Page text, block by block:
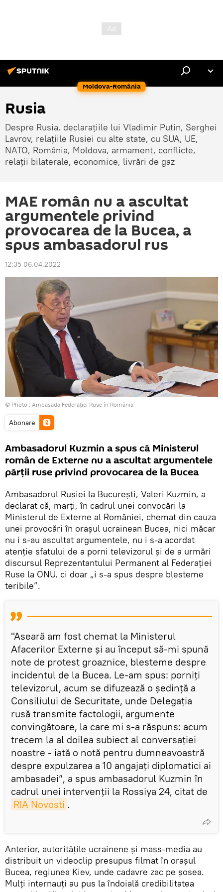
Moldova-România
Rusia
Despre Rusia, declarațiile lui Vladimir Putin, Serghei
Lavrov, relațiile Rusiei cu alte state, cu SUA, UE,
NATO, România, Moldova, armament, conflicte,
relații bilaterale, economice, livrări de gaz
MAE român nu a ascultat
argumentele privind
provocarea de la Bucea, a
spus ambasadorul rus
12:35 06.04.2022
© Photo : Ambasada Federației Ruse în România
Abonare
Ambasadorul Kuzmin a spus că Ministerul
român de Externe nu a ascultat argumentele
părții ruse privind provocarea de la Bucea
Ambasadorul Rusiei la București, Valeri Kuzmin, a
declarat că, marți, în cadrul unei convocări la
Ministerul de Externe al României, chemat din cauza
unei provocări în orașul ucrainean Bucea, nici măcar
nu i s-au ascultat argumentele, nu i s-a acordat
atenție sfatului de a porni televizorul și de a urmări
discursul Reprezentantului Permanent al Federației
Ruse la ONU, ci doar „i s-a spus despre blesteme
teribile”.
"Aseară am fost chemat la Ministerul
Afacerilor Externe și au început să-mi spună
note de protest groaznice, blesteme despre
incidentul de la Bucea. Le-am spus: porniți
televizorul, acum se difuzează o ședință a
Consiliului de Securitate, unde Delegația
rusă transmite factologii, argumente
convingătoare, la care mi s-a răspuns: acum
trecem la al doilea subiect al conversației
noastre - iată o notă pentru dumneavoastră
despre expulzarea a 10 angajați diplomatici ai
ambasadei”, a spus ambasadorul Kuzmin în
cadrul unei intervenții la Rossiya 24, citat de
RIA Novosti .
Anterior, autoritățile ucrainene și mass-media au
distribuit un videoclip presupus filmat în orașul
Bucea, regiunea Kiev, unde cadavre zac pe șosea.
Mulți internauți au pus la îndoială credibilitatea